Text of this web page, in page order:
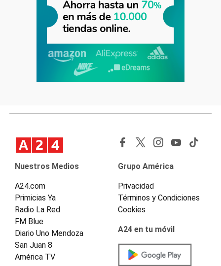
Nuestros Medios
A24.com
Primicias Ya
Radio La Red
FM Blue
Diario Uno Mendoza
San Juan 8
América TV
Grupo América
Privacidad
Términos y Condiciones
Cookies
A24 en tu móvil